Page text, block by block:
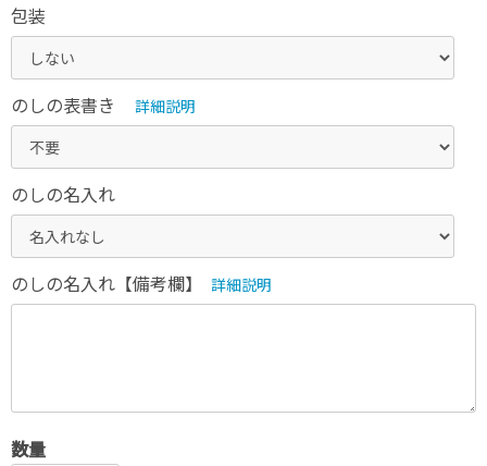
包装
のしの表書き 詳細説明
のしの名入れ
のしの名入れ【備考欄】 詳細説明
数量